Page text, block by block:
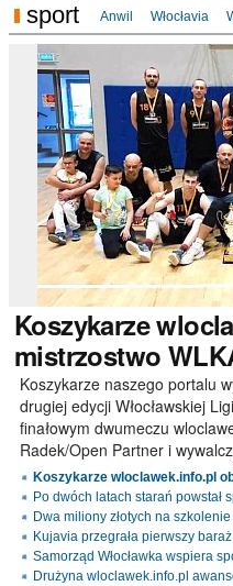
sport Anwil Włocłavia
Koszykarze
mistrzostwo
Koszykarze naszego portalu
drugiej edycji Włocławskiej
finałowym dwumeczu
Radek/Open Partner i
Koszykarze wloclawek.info.pl
Po dwóch latach starań powstał
Dwa miliony złotych na
Kujavia przegrała pierwszy
Samorząd Włocławka wspiera
Drużyna wloclawek.info.pl